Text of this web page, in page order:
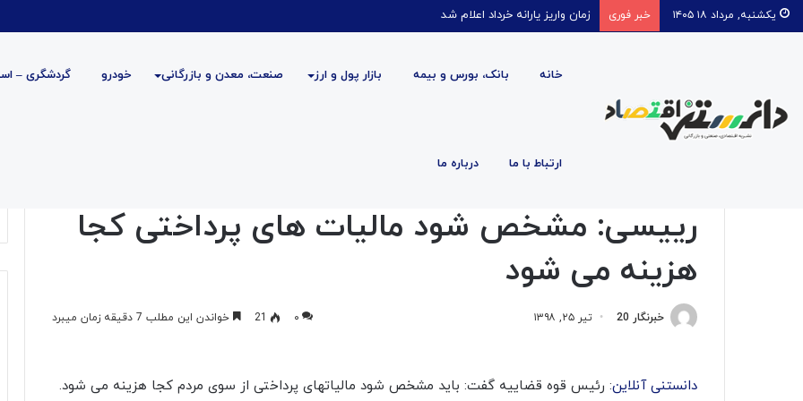
یکشنبه, مرداد ۱۸ ۱۴۰۵ خبر فوری قیمت روغن دریکسال رکورد زد
خانه بانک، بورس و بیمه بازار پول و ارز صنعت، معدن و بازرگانی خودرو گردشگری –
ارتباط با ما درباره ما
رییسی: مشخص شود مالیات های پرداختی کجا
هزینه می شود
خبرنگار 20 تیر ۲۵, ۱۳۹۸ ۰ 21 خواندن این مطلب 7 دقیقه زمان میبرد
دانستنی آنلاین: رئیس قوه قضاییه گفت: باید مشخص شود مالیاتهای پرداختی از سوی مردم کجا هزینه می شود.